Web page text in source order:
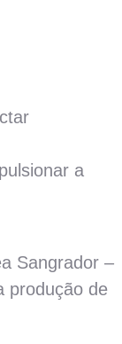
a
Sangrador –
produção de